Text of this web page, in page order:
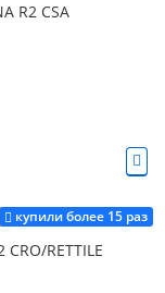
R2 CSA
купили более 15 раз
RETTILE